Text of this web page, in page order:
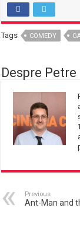
Tags COMEDY
Despre
Previous
Ant-Man and